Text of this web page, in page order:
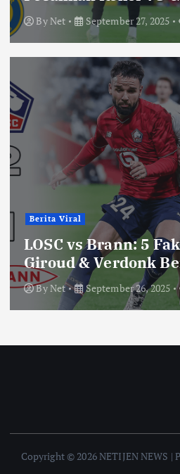
ByNet September 27, 2025
Berita Viral
LOSC vs Brann: 5
Giroud & Verdonk
ByNet September 26, 2025
Copyright © 2026 NETIJEN NEWS |